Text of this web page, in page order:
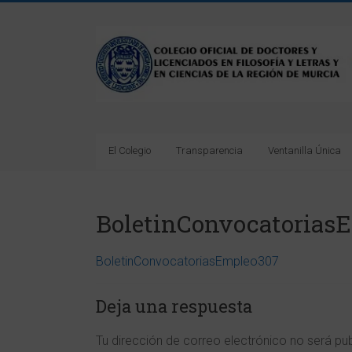
Colegio
Oficial
Doctores
en
Filosofía
y
Letras
El Colegio Transparencia Ventanilla Única
BoletinConvocatoriasEmpleo307
Deja una respuesta
Tu dirección de correo electrónico no será